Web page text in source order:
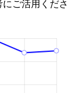
ご活用くださ